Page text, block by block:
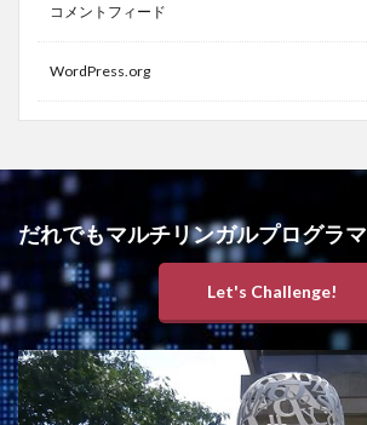
コメントフィード
WordPress.org
だれでもマルチリンガルプログラマ
Let's Challenge!